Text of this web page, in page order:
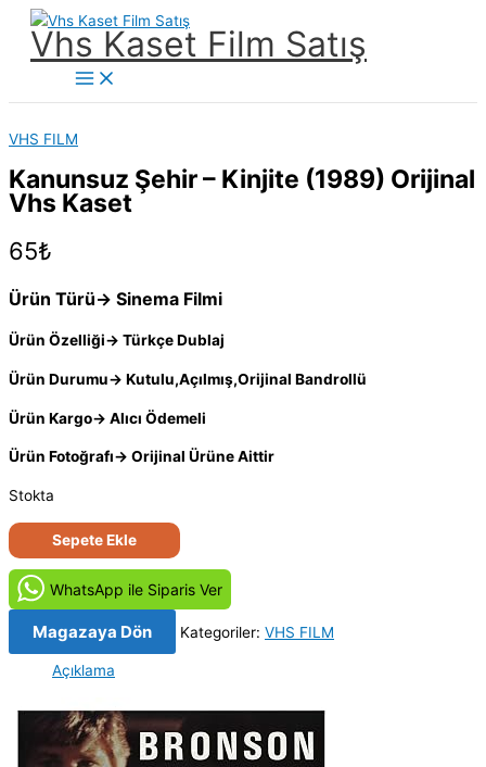
İçeriğe
Vhs Kaset Film Satış
Main
Menu
VHS FILM
Kanunsuz Şehir – Kinjite (1989) Orijinal
Vhs Kaset
65₺
Ürün Türü→ Sinema Filmi
Ürün Özelliği→ Türkçe Dublaj
Ürün Durumu→ Kutulu,Açılmış,Orijinal Bandrollü
Ürün Kargo→ Alıcı Ödemeli
Ürün Fotoğrafı→ Orijinal Ürüne Aittir
Stokta
Kanunsuz
Şehir
Kinjite
(1989)
Orijinal
Sepete Ekle
WhatsApp ile Siparis Ver
Magazaya Dön Kategoriler: VHS FILM
Açıklama